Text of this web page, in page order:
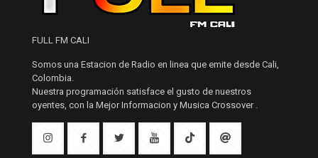
FULL FM CALI
Somos una Estacion de Radio en linea que emite desde Cali,
Colombia.
Nuestra programación satisface el gusto de nuestros
oyentes, con la Mejor Informacion y Musica Crossover .